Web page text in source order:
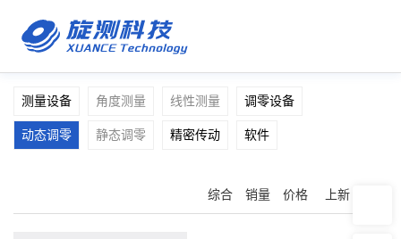
测量设备 角度测量 线性测量 调零设备
动态调零 静态调零 精密传动 软件
综合 销量 价格 上新